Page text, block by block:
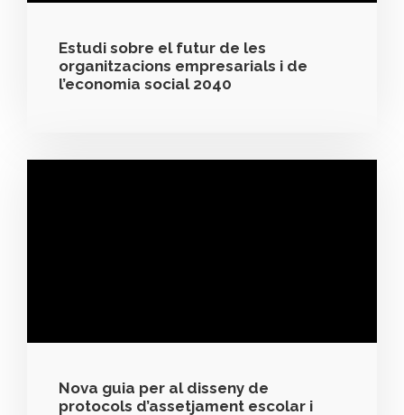
Estudi sobre el futur de les
organitzacions empresarials i de
l’economia social 2040
Nova guia per al disseny de
protocols d’assetjament escolar i